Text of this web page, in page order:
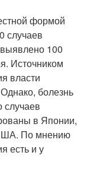
формой
случаев
100
Источником
власти
болезнь
в Японии,
По мнению
есть и у